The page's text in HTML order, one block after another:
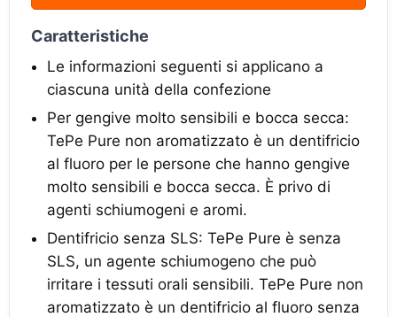
Caratteristiche
Le informazioni seguenti si applicano a
ciascuna unità della confezione
Per gengive molto sensibili e bocca secca:
TePe Pure non aromatizzato è un dentifricio
al fluoro per le persone che hanno gengive
molto sensibili e bocca secca. È privo di
agenti schiumogeni e aromi.
Dentifricio senza SLS: TePe Pure è senza
SLS, un agente schiumogeno che può
irritare i tessuti orali sensibili. TePe Pure non
aromatizzato è un dentifricio al fluoro senza